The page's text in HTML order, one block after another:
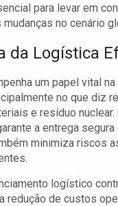
para levar em
no cenário
da Logística
um papel vital na
no que diz
e resíduo
a entrega
minimiza riscos
logístico
redução de custos